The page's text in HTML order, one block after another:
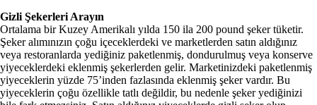
Gizli Şekerleri Arayın
Ortalama bir Kuzey Amerikalı yılda 150 ila 200 pound şeker tüketir.
Şeker alımınızın çoğu içeceklerdeki ve marketlerden satın aldığınız
veya restoranlarda yediğiniz paketlenmiş, dondurulmuş veya konserve
yiyeceklerdeki eklenmiş şekerlerden gelir. Marketinizdeki paketlenmiş
yiyeceklerin yüzde 75’inden fazlasında eklenmiş şeker vardır. Bu
yiyeceklerin çoğu özellikle tatlı değildir, bu nedenle şeker yediğinizi